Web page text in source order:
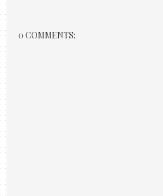
0 COMMENTS: